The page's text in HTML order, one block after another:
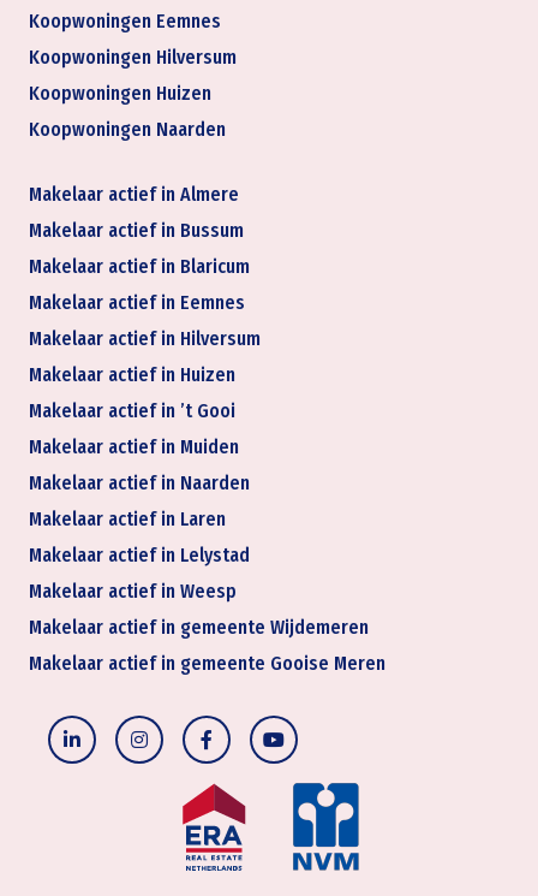
Koopwoningen Eemnes
Koopwoningen Hilversum
Koopwoningen Huizen
Koopwoningen Naarden
Makelaar actief in Almere
Makelaar actief in Bussum
Makelaar actief in Blaricum
Makelaar actief in Eemnes
Makelaar actief in Hilversum
Makelaar actief in Huizen
Makelaar actief in ’t Gooi
Makelaar actief in Muiden
Makelaar actief in Naarden
Makelaar actief in Laren
Makelaar actief in Lelystad
Makelaar actief in Weesp
Makelaar actief in gemeente Wijdemeren
Makelaar actief in gemeente Gooise Meren